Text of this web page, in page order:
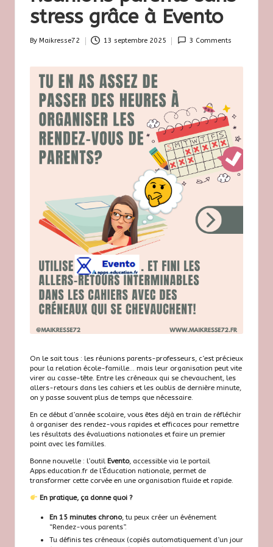
s
e
7
2
stress grâce à Evento
Posted
By Maikresse72 13 septembre 2025 3 Comments
On le sait tous : les réunions parents-professeurs, c’est précieux
pour la relation école-famille… mais leur organisation peut vite
virer au casse-tête. Entre les créneaux qui se chevauchent, les
allers-retours dans les cahiers et les oublis de dernière minute,
on y passe souvent plus de temps que nécessaire.
En ce début d’année scolaire, vous êtes déjà en train de réfléchir
à organiser des rendez-vous rapides et efficaces pour remettre
les résultats des évaluations nationales et faire un premier
point avec les familles.
Bonne nouvelle : l’outil Evento, accessible via le portail
Apps.education.fr de l’Éducation nationale, permet de
transformer cette corvée en une organisation fluide et rapide.
En pratique, ça donne quoi ?
En 15 minutes chrono, tu peux créer un événement
“Rendez-vous parents”.
Tu définis tes créneaux (copiés automatiquement d’un jour